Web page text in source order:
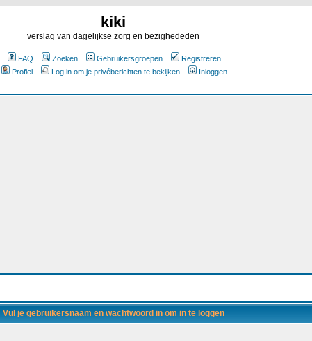
kiki
verslag van dagelijkse zorg en bezighededen
FAQ Zoeken Gebruikersgroepen
Registreren
Profiel
Log in om je privéberichten te bekijken Inloggen
Vul je gebruikersnaam en wachtwoord in om in te loggen